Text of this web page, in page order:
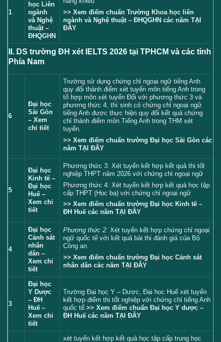
1
học Liên
ngành
và Nghệ
thuật –
ĐHQGHN
>> Xem điểm chuẩn Trường Khoa học liên
ngành và Nghệ thuật – ĐHQGHN các nămTẠI
ĐÂY
II. DS trường ĐH xét IELTS 2026 tại TPHCM và các tỉnh
Phía Nam
6
Đại học
Sài Gòn
– Xem
chi tiết
Trường sử dụng chứng chỉ ngoại ngữ tiếng Anh
quy đổi thành điểm xét tuyển môn tiếng Anh trong
tổ hợp môn xét tuyển Đối với phương thức 3 và
phương thức 4, thí sinh có chứng chỉ ngoại ngữ
tiếng Anh được thực hiện quy đổi kết quả chứng
chỉ thành điểm môn Tiếng Anh trong THM xét
tuyển.
>> Xem điểm chuẩn trường Đại học Sài Gòn các
nămTẠI ĐÂY
5
Đại học
Kinh tế –
Đại học
Huế –
Xem chi
tiết
Phương thức 3: Xét tuyển kết hợp kết quả thi tốt
nghiệp THPT năm 2026 với chứng chỉ ngoại ngữ
Phương thức 4: Xét tuyển kết hợp kết quả học tập
cấp THPT (Học bạ) với chứng chỉ ngoại ngữ
>> Xem điểm chuẩn trường Đại học Kinh tế –
ĐH Huế các nămTẠI ĐÂY
4
Đại học
Cảnh sát
nhân
dân –
Xem chi
tiết
Phương thức 2: Xét tuyển kết hợp chứng chỉ ngoại
ngữ quốc tế với kết quả bài thi đánh giá của Bộ
Công an.
>> Xem điểm chuẩn trường Đại học Cảnh sát
nhân dân các nămTẠI ĐÂY
3
Đại học
Y Dược
– ĐH
Huế –
Xem chi
tiết
Trường Đại học Y – Dược, Đại học Huế xét tuyển
kết hợp điểm thi tốt nghiệp với chứng chỉ tiếng Anh
quốc tế.>> Xem điểm chuẩn Đại học Y dược –
ĐH Huế các nămTẠI ĐÂY
xét tuyển kết hợp kết quả học tập cấp trung học